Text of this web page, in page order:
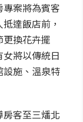
案將為賓客
達飯店前，
換花卉擺
將以傳統日
施、溫泉特
客至三燔北